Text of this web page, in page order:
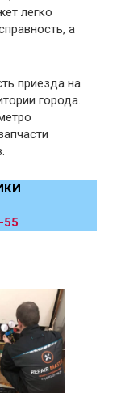
легко
а
приезда на
города.
55